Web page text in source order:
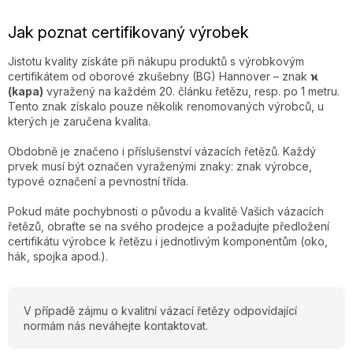
Jak poznat certifikovaný výrobek
Jistotu kvality získáte při nákupu produktů s výrobkovým
certifikátem od oborové zkušebny (BG) Hannover – znak ϰ
(kapa) vyražený na každém 20. článku řetězu, resp. po 1 metru.
Tento znak získalo pouze několik renomovaných výrobců, u
kterých je zaručena kvalita.
Obdobně je značeno i příslušenství vázacích řetězů. Každý
prvek musí být označen vyraženými znaky: znak výrobce,
typové označení a pevnostní třída.
Pokud máte pochybnosti o původu a kvalitě Vašich vázacích
řetězů, obraťte se na svého prodejce a požadujte předložení
certifikátu výrobce k řetězu i jednotlivým komponentům (oko,
hák, spojka apod.).
V případě zájmu o kvalitní vázací řetězy odpovídající
normám nás neváhejte kontaktovat.